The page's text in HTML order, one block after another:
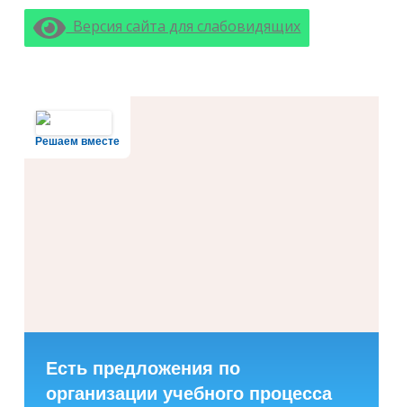
Версия сайта для слабовидящих
Решаем вместе
Есть предложения по
организации учебного процесса